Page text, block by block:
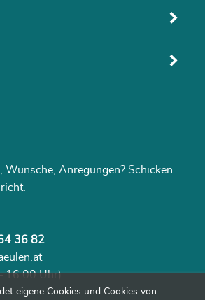
Wünsche, Anregungen? Schicken
36 82
16:00 Uhr)
eigene Cookies und Cookies von